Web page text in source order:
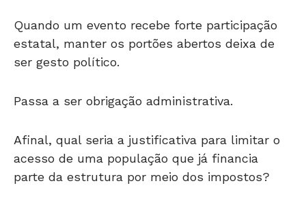
Quando um evento recebe forte participação
estatal, manter os portões abertos deixa de
ser gesto político.
Passa a ser obrigação administrativa.
Afinal, qual seria a justificativa para limitar o
acesso de uma população que já financia
parte da estrutura por meio dos impostos?